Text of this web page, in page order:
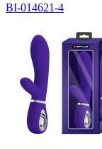
BI-014621-4